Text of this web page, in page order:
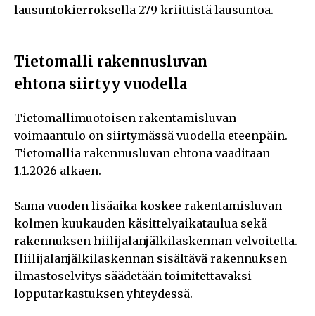
lausuntokierroksella 279 kriittistä lausuntoa.
Tietomalli rakennusluvan
ehtona siirtyy vuodella
Tietomallimuotoisen rakentamisluvan
voimaantulo on siirtymässä vuodella eteenpäin.
Tietomallia rakennusluvan ehtona vaaditaan
1.1.2026 alkaen.
Sama vuoden lisäaika koskee rakentamisluvan
kolmen kuukauden käsittelyaikataulua sekä
rakennuksen hiilijalanjälkilaskennan velvoitetta.
Hiilijalanjälkilaskennan sisältävä rakennuksen
ilmastoselvitys säädetään toimitettavaksi
lopputarkastuksen yhteydessä.